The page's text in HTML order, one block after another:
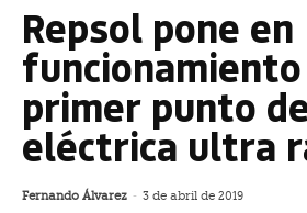
Repsol pone en
primer punto
eléctrica ultra
Fernando Álvarez - 3 de abril de 2019